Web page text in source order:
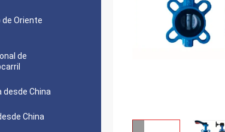
Oriente
de
desde China
China